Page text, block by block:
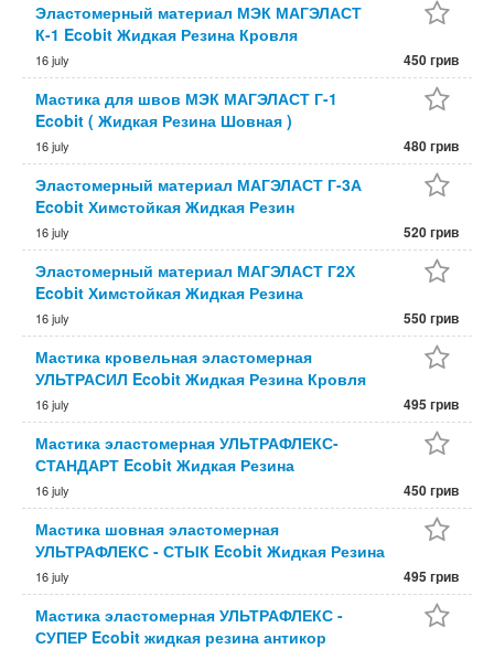
Эластомерный материал МЭК МАГЭЛАСТ
К-1 Ecobit Жидкая Резина Кровля
16 july 450 грив
Мастика для швов МЭК МАГЭЛАСТ Г-1
Ecobit ( Жидкая Резина Шовная )
16 july 480 грив
Эластомерный материал МАГЭЛАСТ Г-3А
Ecobit Химстойкая Жидкая Резин
16 july 520 грив
Эластомерный материал МАГЭЛАСТ Г2Х
Ecobit Химстойкая Жидкая Резина
16 july 550 грив
Мастика кровельная эластомерная
УЛЬТРАСИЛ Ecobit Жидкая Резина Кровля
16 july 495 грив
Мастика эластомерная УЛЬТРАФЛЕКС-
СТАНДАРТ Ecobit Жидкая Резина
16 july 450 грив
Мастика шовная эластомерная
УЛЬТРАФЛЕКС - СТЫК Ecobit Жидкая Резина
16 july 495 грив
Мастика эластомерная УЛЬТРАФЛЕКС -
СУПЕР Ecobit жидкая резина антикор